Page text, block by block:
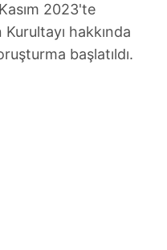
2023'te
hakkında
başlatıldı.